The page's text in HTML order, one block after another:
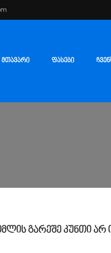
ᲛᲗᲐᲕᲐᲠᲘ ᲤᲐᲡᲔᲑᲘ
გარეშე კუნთი არ